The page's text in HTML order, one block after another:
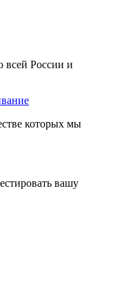
всей России и
которых мы
вашу